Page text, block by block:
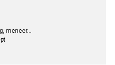
meneer…